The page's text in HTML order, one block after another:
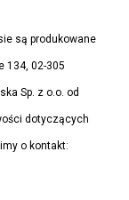
są produkowane
134, 02-305
Sp. z o.o. od
dotyczących
o kontakt: